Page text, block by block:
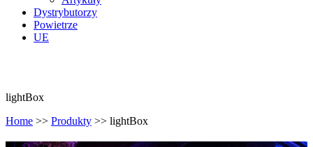
Dystrybutorzy
Powietrze
UE
lightBox
Home >> Produkty >> lightBox